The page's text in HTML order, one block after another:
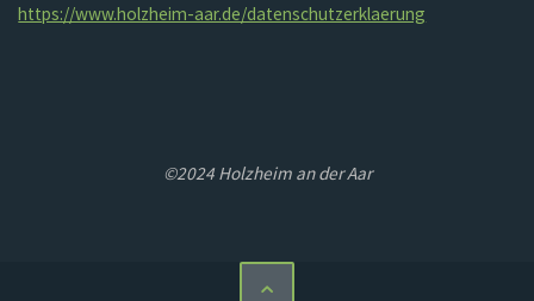
https://www.holzheim-aar.de/datenschutzerklaerung
©2024 Holzheim an der Aar